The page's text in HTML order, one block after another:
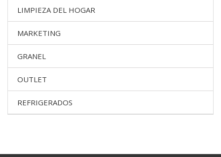
LIMPIEZA DEL HOGAR
MARKETING
GRANEL
OUTLET
REFRIGERADOS